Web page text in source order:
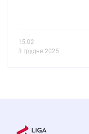
15.02
3 грудня 2025